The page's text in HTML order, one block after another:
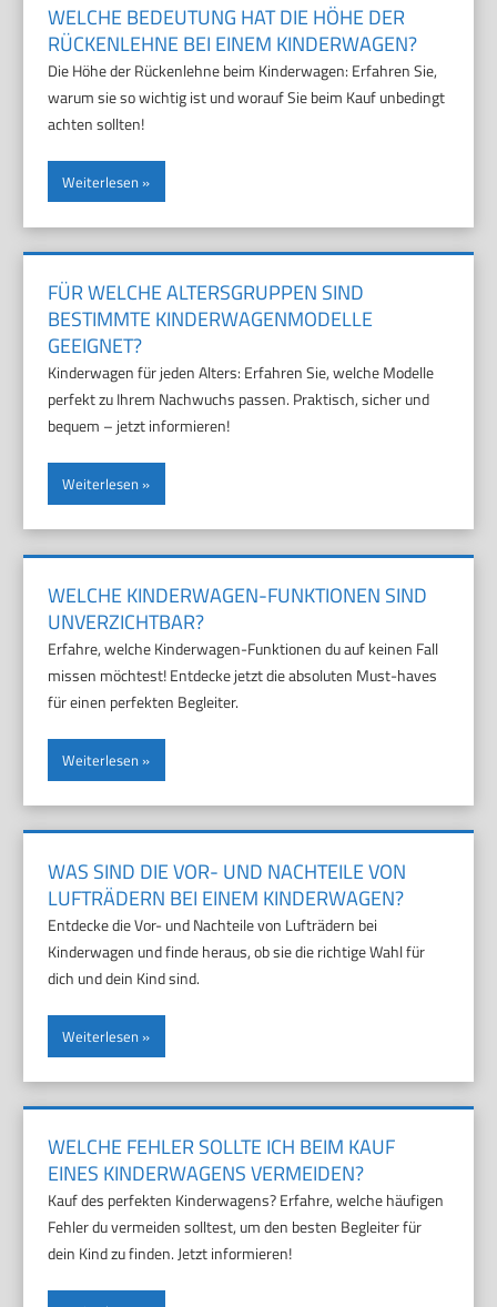
WELCHE BEDEUTUNG HAT DIE HÖHE DER
RÜCKENLEHNE BEI EINEM KINDERWAGEN?
Die Höhe der Rückenlehne beim Kinderwagen: Erfahren Sie,
warum sie so wichtig ist und worauf Sie beim Kauf unbedingt
achten sollten!
Weiterlesen
FÜR WELCHE ALTERSGRUPPEN SIND
BESTIMMTE KINDERWAGENMODELLE
GEEIGNET?
Kinderwagen für jeden Alters: Erfahren Sie, welche Modelle
perfekt zu Ihrem Nachwuchs passen. Praktisch, sicher und
bequem – jetzt informieren!
Weiterlesen
WELCHE KINDERWAGEN-FUNKTIONEN SIND
UNVERZICHTBAR?
Erfahre, welche Kinderwagen-Funktionen du auf keinen Fall
missen möchtest! Entdecke jetzt die absoluten Must-haves
für einen perfekten Begleiter.
Weiterlesen
WAS SIND DIE VOR- UND NACHTEILE VON
LUFTRÄDERN BEI EINEM KINDERWAGEN?
Entdecke die Vor- und Nachteile von Lufträdern bei
Kinderwagen und finde heraus, ob sie die richtige Wahl für
dich und dein Kind sind.
Weiterlesen
WELCHE FEHLER SOLLTE ICH BEIM KAUF
EINES KINDERWAGENS VERMEIDEN?
Kauf des perfekten Kinderwagens? Erfahre, welche häufigen
Fehler du vermeiden solltest, um den besten Begleiter für
dein Kind zu finden. Jetzt informieren!